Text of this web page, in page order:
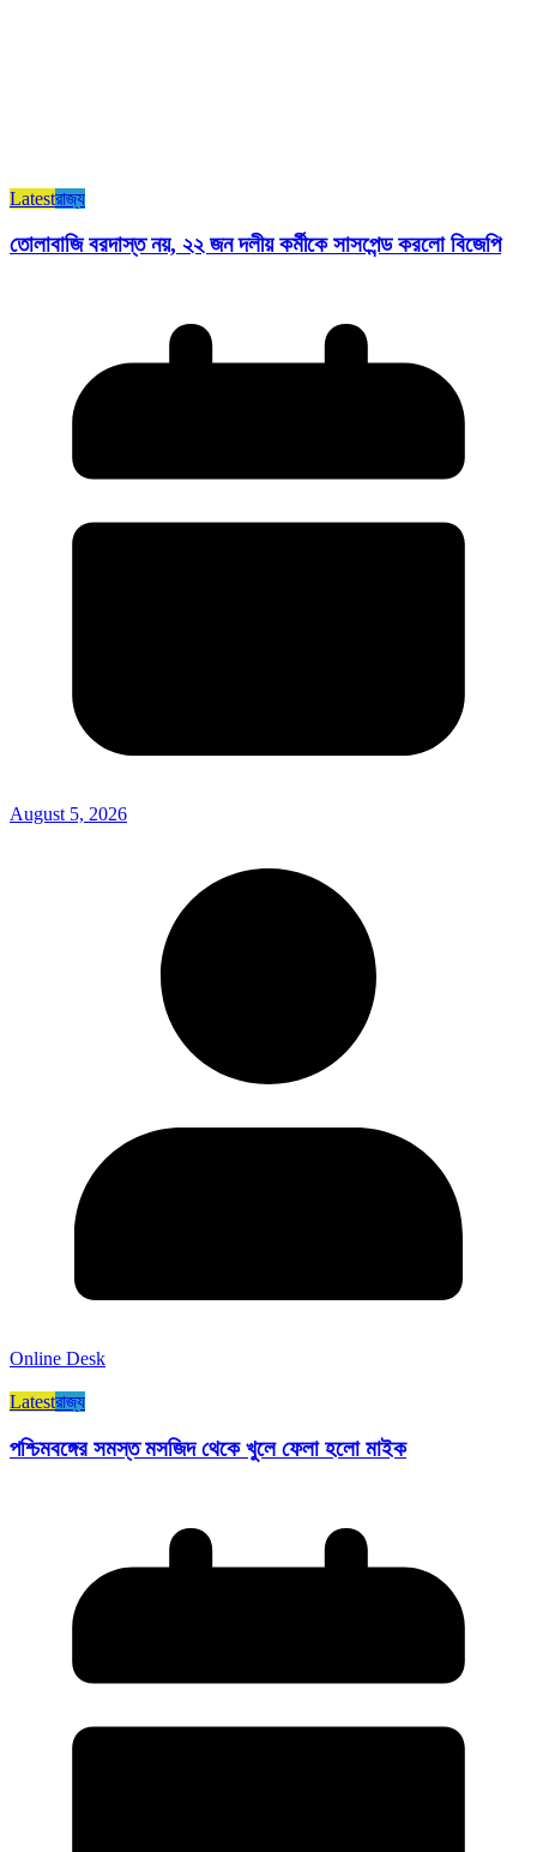
Latestরাজ্য​
তোলাবাজি বরদাস্ত নয়, ২২ জন দলীয় কর্মীকে সাসপেন্ড করলো বিজেপি
August 5, 2026
Online Desk
Latestরাজ্য​
পশ্চিমবঙ্গের সমস্ত মসজিদ থেকে খুলে ফেলা হলো মাইক